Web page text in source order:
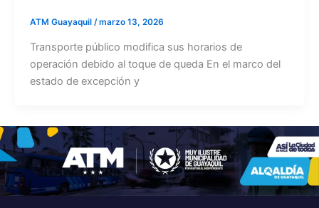
ATM Guayaquil /marzo 13, 2026
Transporte público modifica sus horarios de
operación debido al toque de queda En el marco del
estado de excepción y